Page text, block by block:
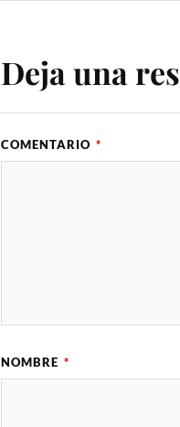
Deja una
COMENTARIO *
NOMBRE *